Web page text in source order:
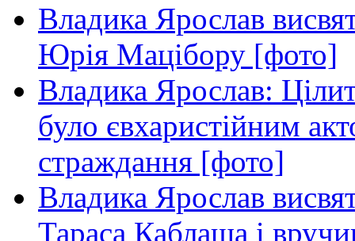
Владика Ярослав
Юрія Мацібору [фото]
Владика Ярослав:
було євхаристійним
страждання [фото]
Владика Ярослав
Тараса Каблаша і